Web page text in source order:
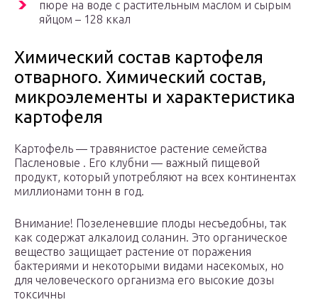
пюре на воде с растительным маслом и сырым
яйцом – 128 ккал
Химический состав картофеля
отварного. Химический состав,
микроэлементы и характеристика
картофеля
Картофель — травянистое растение семейства
Пасленовые . Его клубни — важный пищевой
продукт, который употребляют на всех континентах
миллионами тонн в год.
Внимание! Позеленевшие плоды несъедобны, так
как содержат алкалоид соланин. Это органическое
вещество защищает растение от поражения
бактериями и некоторыми видами насекомых, но
для человеческого организма его высокие дозы
токсичны